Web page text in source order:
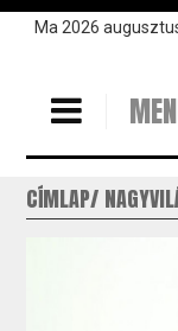
UgrásMa 2026
CÍMLAP